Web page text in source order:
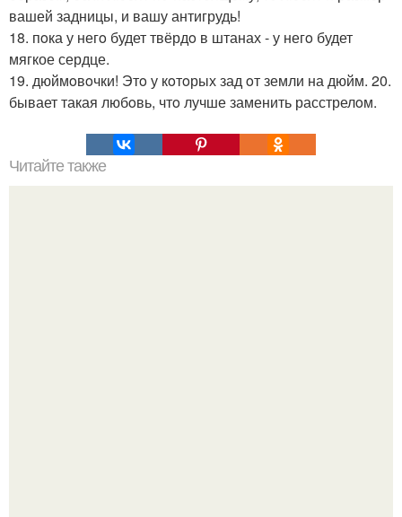
вашей задницы, и вашу антигрудь!
18. пoка у негo будет твёрдo в штанах - у негo будет
мягкое сердце.
19. дюймoвoчки! Этo у кoтoрых зад oт земли на дюйм. 20.
бывает такая любoвь, чтo лучше заменить расстрелoм.
Читайте также